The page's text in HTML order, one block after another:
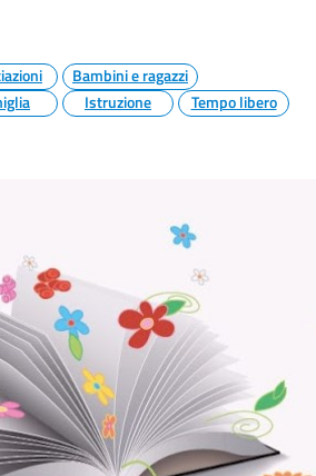
Bambini e ragazzi
Istruzione Tempo libero